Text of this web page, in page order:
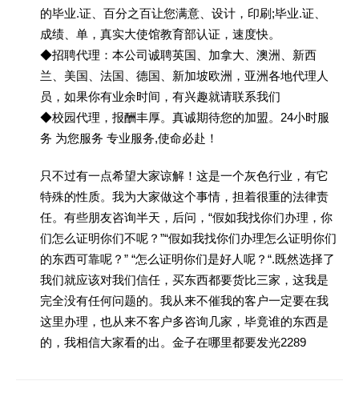
的毕业.证、百分之百让您满意、设计，印刷;毕业.证、
成绩、单，真实大使馆教育部认证，速度快。
◆招聘代理：本公司诚聘英国、加拿大、澳洲、新西
兰、美国、法国、德国、新加坡欧洲，亚洲各地代理人
员，如果你有业余时间，有兴趣就请联系我们
◆校园代理，报酬丰厚。真诚期待您的加盟。24小时服
务 为您服务 专业服务,使命必赴！
只不过有一点希望大家谅解！这是一个灰色行业，有它
特殊的性质。我为大家做这个事情，担着很重的法律责
任。有些朋友咨询半天，后问，“假如我找你们办理，你
们怎么证明你们不呢？”“假如我找你们办理怎么证明你们
的东西可靠呢？” “怎么证明你们是好人呢？“.既然选择了
我们就应该对我们信任，买东西都要货比三家，这我是
完全没有任何问题的。我从来不催我的客户一定要在我
这里办理，也从来不客户多咨询几家，毕竟谁的东西是
的，我相信大家看的出。金子在哪里都要发光2289